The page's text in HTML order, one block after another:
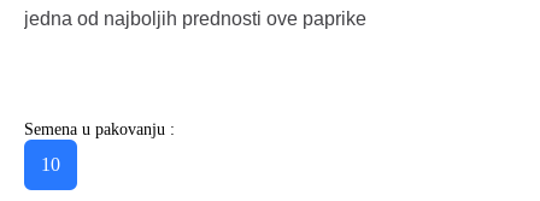
jedna od najboljih prednosti ove paprike
Semena u pakovanju :
10